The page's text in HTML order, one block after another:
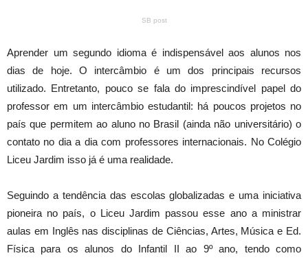
SB post
Aprender um segundo idioma é indispensável aos alunos nos
dias de hoje. O intercâmbio é um dos principais recursos
utilizado. Entretanto, pouco se fala do imprescindível papel do
professor em um intercâmbio estudantil: há poucos projetos no
país que permitem ao aluno no Brasil (ainda não universitário) o
contato no dia a dia com professores internacionais. No Colégio
Liceu Jardim isso já é uma realidade.
Seguindo a tendência das escolas globalizadas e uma iniciativa
pioneira no país, o Liceu Jardim passou esse ano a ministrar
aulas em Inglês nas disciplinas de Ciências, Artes, Música e Ed.
Física para os alunos do Infantil II ao 9º ano, tendo como